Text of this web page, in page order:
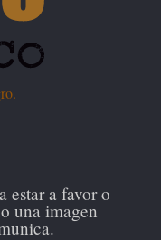
estar a favor o
una imagen